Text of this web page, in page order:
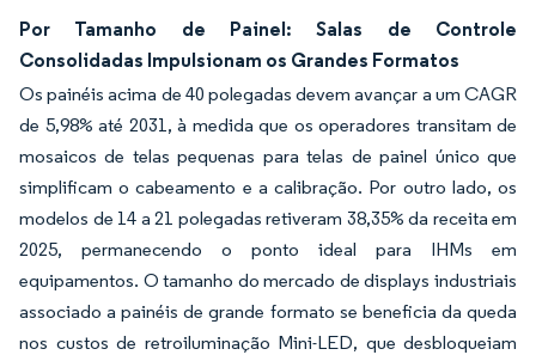
Por Tamanho de Painel: Salas de Controle
Consolidadas Impulsionam os Grandes Formatos
Os painéis acima de 40 polegadas devem avançar a um CAGR
de 5,98% até 2031, à medida que os operadores transitam de
mosaicos de telas pequenas para telas de painel único que
simplificam o cabeamento e a calibração. Por outro lado, os
modelos de 14 a 21 polegadas retiveram 38,35% da receita em
2025, permanecendo o ponto ideal para IHMs em
equipamentos. O tamanho do mercado de displays industriais
associado a painéis de grande formato se beneficia da queda
nos custos de retroiluminação Mini-LED, que desbloqueiam